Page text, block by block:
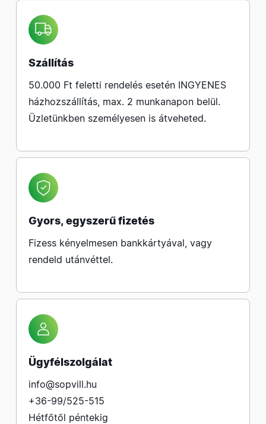
Szállítás
50.000 Ft feletti rendelés esetén INGYENES
házhozszállítás, max. 2 munkanapon belül.
Üzletünkben személyesen is átveheted.
Gyors, egyszerű fizetés
Fizess kényelmesen bankkártyával, vagy
rendeld utánvéttel.
Ügyfélszolgálat
info@sopvill.hu
+36-99/525-515
Hétfőtől péntekig